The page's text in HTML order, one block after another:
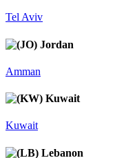
Tel Aviv
Jordan
Amman
Kuwait
Kuwait
Lebanon